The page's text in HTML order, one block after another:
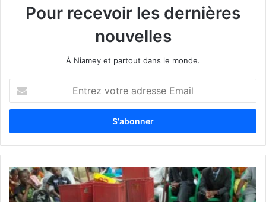
Pour recevoir les dernières
nouvelles
À Niamey et partout dans le monde.
t
e
z
o
t
r